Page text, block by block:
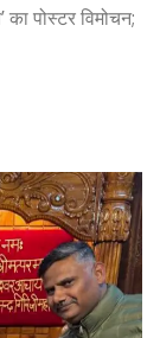
का पोस्टर विमोचन;